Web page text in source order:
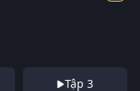
Tập 3